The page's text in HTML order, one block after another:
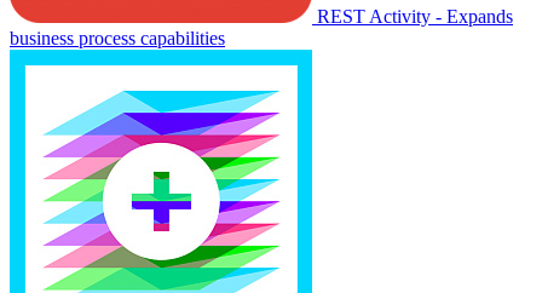
REST Activity - Expands
business process capabilities